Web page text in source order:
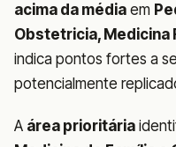
acima da média em
Obstetricia, Medicina
indica pontos fortes a
potencialmente
A área prioritária